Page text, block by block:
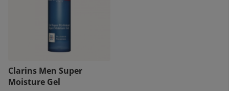
Clarins Men Super
Moisture Gel